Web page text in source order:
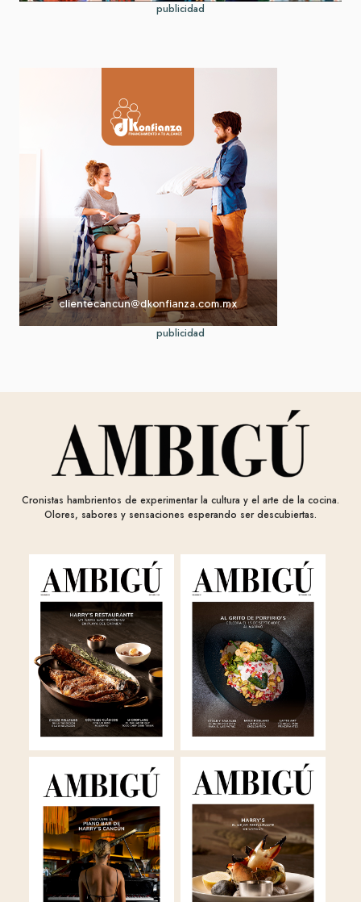
publicidad
publicidad
Cronistas hambrientos de experimentar la cultura y el arte de la cocina.
Olores, sabores y sensaciones esperando ser descubiertas.